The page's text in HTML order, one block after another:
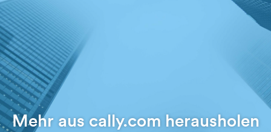
Mehr aus cally.com herausholen